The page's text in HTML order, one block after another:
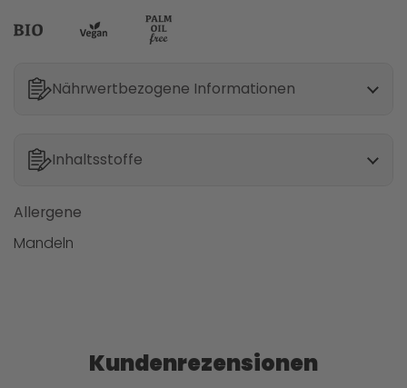
Nährwertbezogene Informationen
Inhaltsstoffe
Allergene
Mandeln
Kundenrezensionen